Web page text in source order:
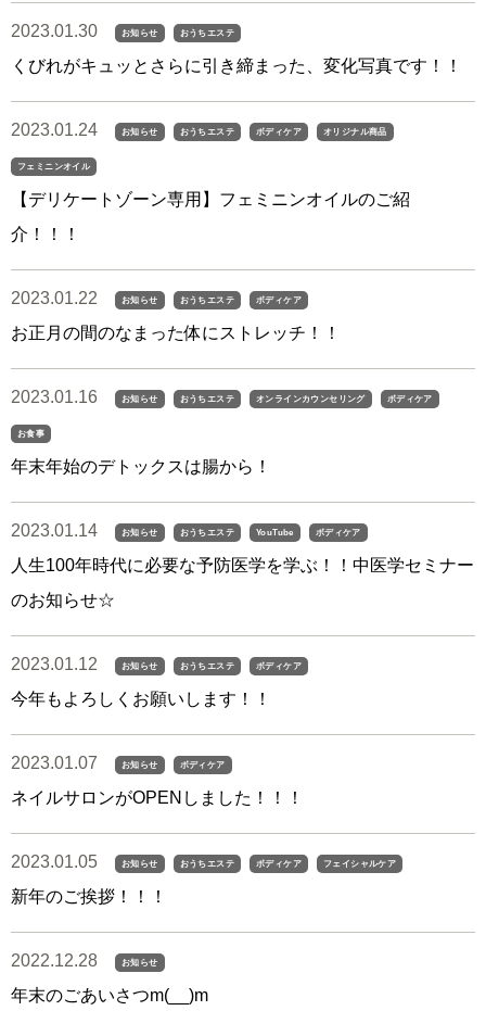
2023.01.30 お知らせ おうちエステ
くびれがキュッとさらに引き締まった、変化写真です！！
2023.01.24 お知らせ おうちエステ ボディケア オリジナル商品
フェミニンオイル
【デリケートゾーン専用】フェミニンオイルのご紹
介！！！
2023.01.22 お知らせ おうちエステ ボディケア
お正月の間のなまった体にストレッチ！！
2023.01.16 お知らせ おうちエステ オンラインカウンセリング ボディケア
お食事
年末年始のデトックスは腸から！
2023.01.14 お知らせ おうちエステ YouTube ボディケア
人生100年時代に必要な予防医学を学ぶ！！中医学セミナー
のお知らせ☆
2023.01.12 お知らせ おうちエステ ボディケア
今年もよろしくお願いします！！
2023.01.07 お知らせ ボディケア
ネイルサロンがOPENしました！！！
2023.01.05 お知らせ おうちエステ ボディケア フェイシャルケア
新年のご挨拶！！！
2022.12.28 お知らせ
年末のごあいさつm(__)m